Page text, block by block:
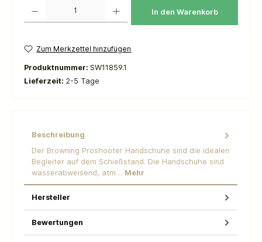
In den Warenkorb
Zum Merkzettel hinzufügen
Produktnummer: SW11859.1
Lieferzeit: 2-5 Tage
Beschreibung
Der Browning Proshooter Handschuhe sind die idealen
Begleiter auf dem Schießstand. Die Handschuhe sind
wasserabweisend, atm… Mehr
Hersteller
Bewertungen